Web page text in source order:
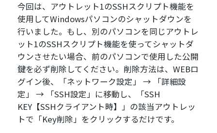
今回は、アウトレット1のSSHスクリプト機能を
使用してWindowsパソコンのシャットダウンを
行いました。もし、別のパソコンを同じアウトレ
ット1のSSHスクリプト機能を使ってシャットダ
ウンさせたい場合、前のパソコンで使用した公開
鍵を必ず削除してください。削除方法は、WEBロ
グイン後、「ネットワーク設定」 → 「詳細設
定」 → 「SSH設定」に移動し、「SSH
KEY【SSHクライアント時】」の該当アウトレッ
トで「Key削除」をクリックするだけです。